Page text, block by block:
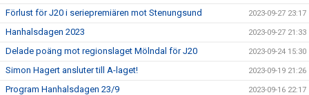
Förlust för J20 i seriepremiären mot Stenungsund 2023-09-27 23:17
Hanhalsdagen 2023 2023-09-27 21:33
Delade poäng mot regionslaget Mölndal för J20 2023-09-24 15:30
Simon Hagert ansluter till A-laget! 2023-09-19 21:26
Program Hanhalsdagen 23/9 2023-09-16 22:17